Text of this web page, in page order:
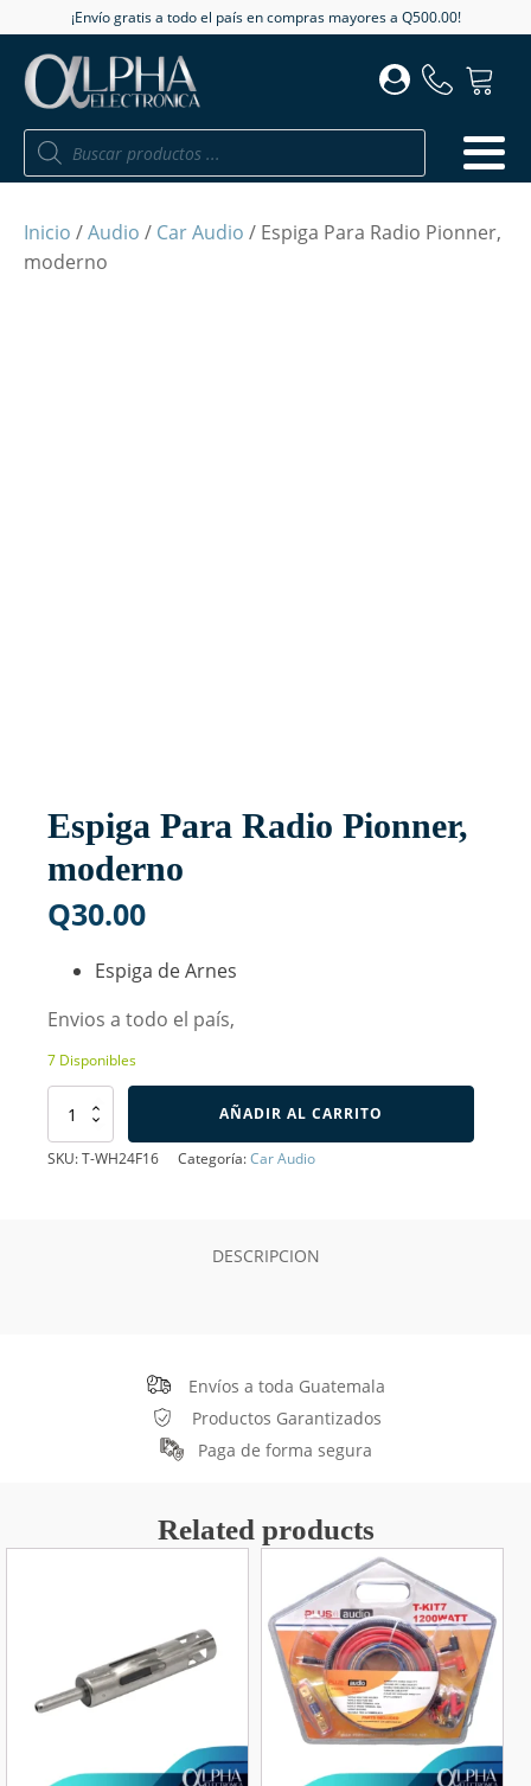
¡Envío gratis a todo el país en compras mayores a Q500.00!
Búsqueda
productos
Inicio /Audio / Car Audio / Espiga Para Radio Pionner,
moderno
Espiga Para Radio Pionner,
moderno
Q30.00
Espiga de Arnes
Envios a todo el país,
7 Disponibles
Espiga
Radio
AÑADIR AL CARRITO
SKU:T-WH24F16 Categoría:Car Audio
DESCRIPCION
Envíos a toda Guatemala
Productos Garantizados
Paga de forma segura
Related products